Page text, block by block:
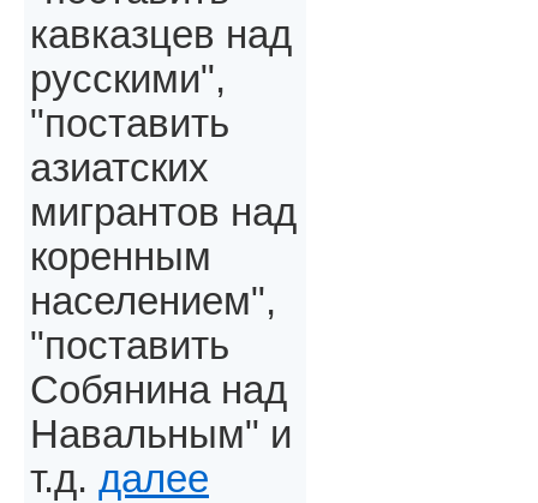
кавказцев над
русскими",
"поставить
азиатских
мигрантов над
коренным
населением",
"поставить
Собянина над
Навальным" и
т.д. далее